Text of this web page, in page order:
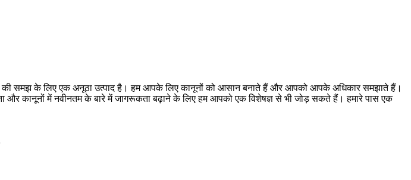
की समझ के लिए एक अनूठा उत्पाद है। हम आपके लिए कानूनों को आसान बनाते हैं और आपको आपके अधिकार समझाते हैं।
और कानूनों में नवीनतम के बारे में जागरूकता बढ़ाने के लिए हम आपको एक विशेषज्ञ से भी जोड़ सकते हैं। हमारे पास एक